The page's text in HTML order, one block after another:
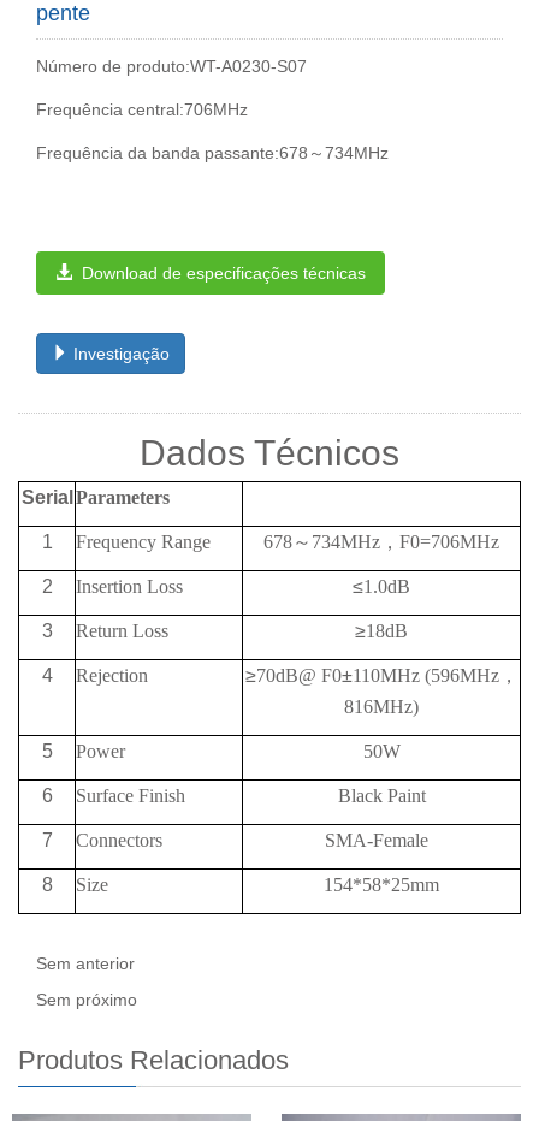
pente
Número de produto:WT-A0230-S07
Frequência central:706MHz
Frequência da banda passante:678～734MHz
Download de especificações técnicas
Investigação
Dados Técnicos
Serial Parameters
1 Frequency Range 678～ 734MHz ， F0=706MHz
2 Insertion Loss ≤1.0dB
3 Return Loss ≥18dB
4 Rejection ≥70dB@ F0±110MHz (596MHz，
816MHz)
5 Power 50W
6 Surface Finish Black Paint
7 Connectors SMA-Female
8 Size 154*58*25mm
Sem anterior
Sem próximo
Produtos Relacionados